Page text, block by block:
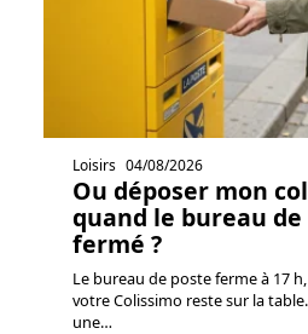
Loisirs 04/08/2026
Ou déposer mon
quand le bureau de
fermé ?
Le bureau de poste ferme à 17
votre Colissimo reste sur la
une…